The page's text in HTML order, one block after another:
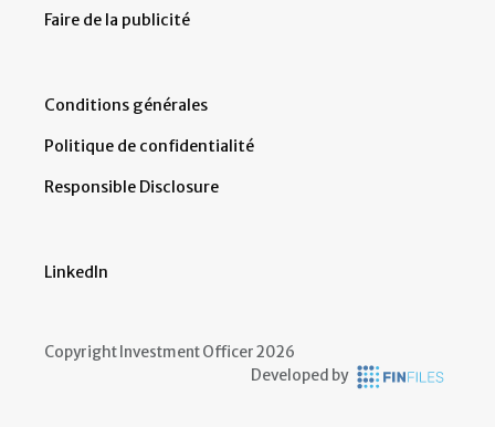
Faire de la publicité
Conditions générales
Politique de confidentialité
Responsible Disclosure
LinkedIn
Copyright Investment Officer 2026
Developed by